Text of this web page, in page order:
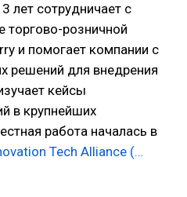
лет сотрудничает с
торгово-розничной
и помогает компании с
решений для внедрения
кейсы
в крупнейших
работа началась в
Tech Alliance (…